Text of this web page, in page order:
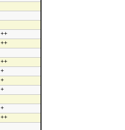
++
++
++
+
+
+
+
++